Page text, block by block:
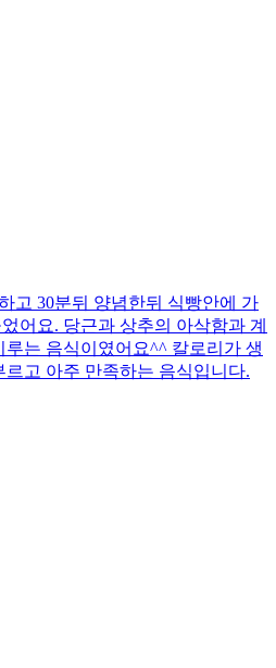
고 30분뒤 양념한뒤 식빵안에 가
어요. 당근과 상추의 아삭함과 계
는 음식이였어요^^ 칼로리가 생
고 아주 만족하는 음식입니다.